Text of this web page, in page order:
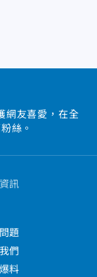
網友喜愛，在全
絲。
訊
題
們
料